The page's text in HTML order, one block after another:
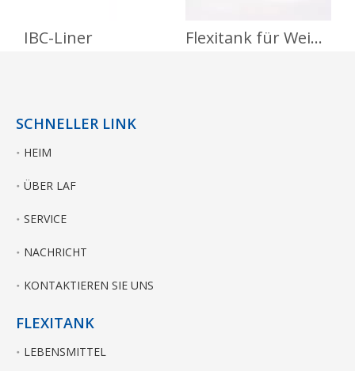
IBC-Liner Flexitank für Wein- und Saftkonzentrate
SCHNELLER LINK
HEIM
ÜBER LAF
SERVICE
NACHRICHT
KONTAKTIEREN SIE UNS
FLEXITANK
LEBENSMITTEL